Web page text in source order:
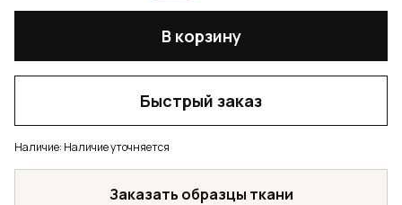
В корзину
Быстрый заказ
Наличие: Наличие уточняется
Заказать образцы ткани